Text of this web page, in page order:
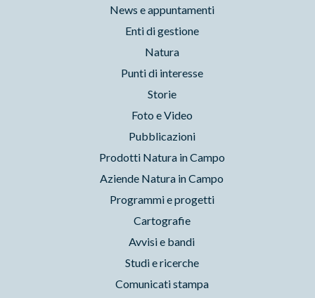
News e appuntamenti
Enti di gestione
Natura
Punti di interesse
Storie
Foto e Video
Pubblicazioni
Prodotti Natura in Campo
Aziende Natura in Campo
Programmi e progetti
Cartografie
Avvisi e bandi
Studi e ricerche
Comunicati stampa